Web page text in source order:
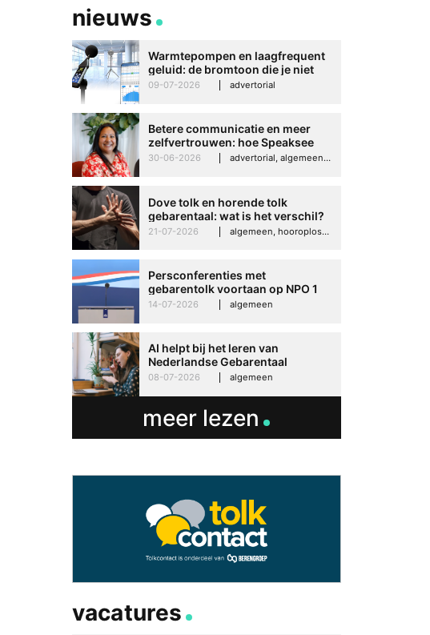
nieuws
Warmtepompen en laagfrequent
geluid: de bromtoon die je niet
kunt negeren
09-07-2026 advertorial
Betere communicatie en meer
zelfvertrouwen: hoe Speaksee
Imelda helpt om te groeien in
30-06-2026 advertorial, algemeen, hooroplossingen, interview
Dove tolk en horende tolk
gebarentaal: wat is het verschil?
21-07-2026 algemeen, hooroplossingen, hoorproblemen, samenleving & maatschappij
Persconferenties met
gebarentolk voortaan op NPO 1
Extra
14-07-2026 algemeen
AI helpt bij het leren van
Nederlandse Gebarentaal
08-07-2026 algemeen
meer lezen
vacatures